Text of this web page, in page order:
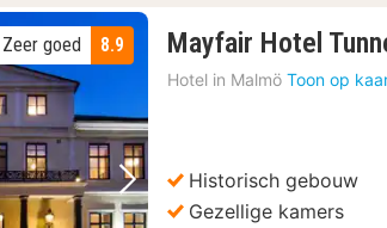
Volgende foto
8.9
Zeer goed Mayfair Hotel
Hotel in Malmö Toon op
Historisch gebouw
Gezellige kamers